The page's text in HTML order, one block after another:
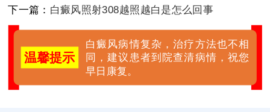
下一篇： 白癜风照射308越照越白是怎么回事
温馨提示
白癜风病情复杂，治疗方法也不相
同，建议患者到院查清病情，祝您
早日康复。